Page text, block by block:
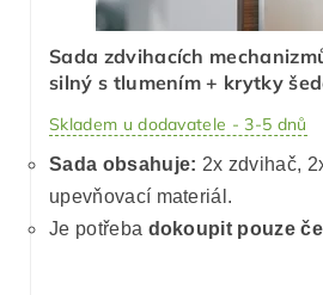
Sada zdvihacích
silný s tlumením + krytky
Skladem u dodavatele - 3-5 dnů
Sada obsahuje: 2x zdvihač,
upevňovací materiál.
Je potřeba dokoupit pouze